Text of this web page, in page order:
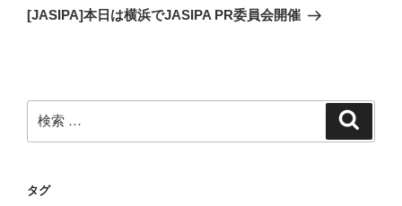
ー
の
[JASIPA]本日は横浜でJASIPA PR委員会開催
検
索:
タグ